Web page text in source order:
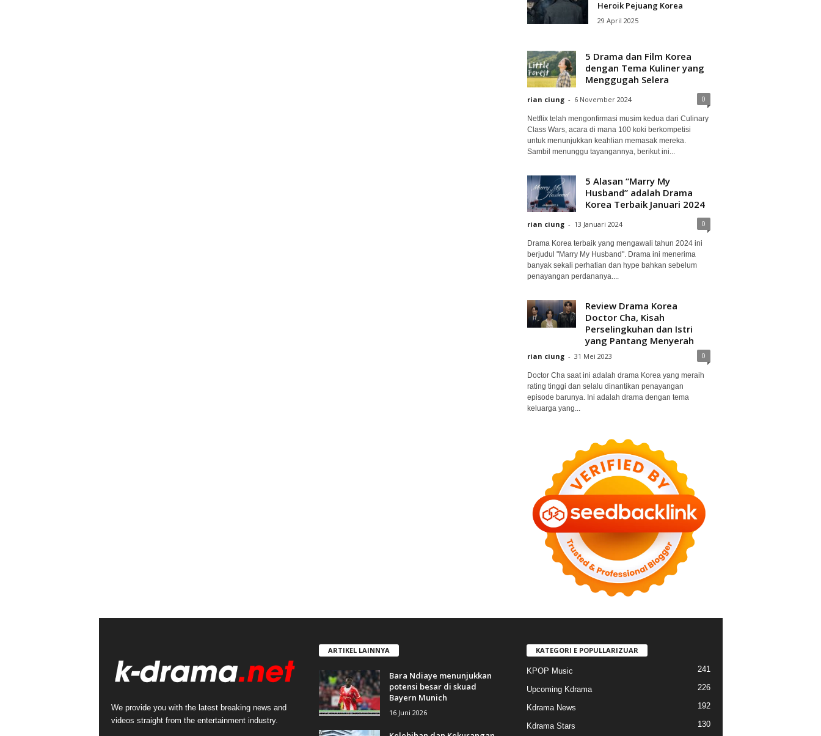
Heroik Pejuang Korea
29 April 2025
5 Drama dan Film Korea
dengan Tema Kuliner yang
Menggugah Selera
rian ciung - 6 November 2024 0
Netflix telah mengonfirmasi musim kedua dari Culinary
Class Wars, acara di mana 100 koki berkompetisi
untuk menunjukkan keahlian memasak mereka.
Sambil menunggu tayangannya, berikut ini...
5 Alasan “Marry My
Husband” adalah Drama
Korea Terbaik Januari 2024
rian ciung - 13 Januari 2024 0
Drama Korea terbaik yang mengawali tahun 2024 ini
berjudul "Marry My Husband". Drama ini menerima
banyak sekali perhatian dan hype bahkan sebelum
penayangan perdananya....
Review Drama Korea
Doctor Cha, Kisah
Perselingkuhan dan Istri
yang Pantang Menyerah
rian ciung - 31 Mei 2023 0
Doctor Cha saat ini adalah drama Korea yang meraih
rating tinggi dan selalu dinantikan penayangan
episode barunya. Ini adalah drama dengan tema
keluarga yang...
We provide you with the latest breaking news and
videos straight from the entertainment industry.
ARTIKEL LAINNYA
Bara Ndiaye menunjukkan
potensi besar di skuad
Bayern Munich
16 Juni 2026
KATEGORI E POPULLARIZUAR
KPOP Music 241
Upcoming Kdrama 226
Kdrama News 192
Kdrama Stars 130